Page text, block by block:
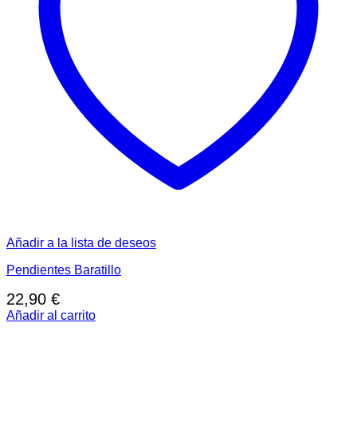
Añadir a la lista de deseos
Pendientes Baratillo
22,90 €
Añadir al carrito